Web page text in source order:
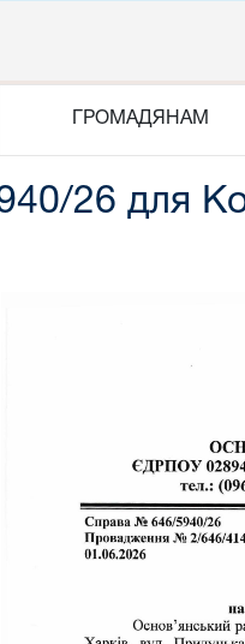
ГРОМАДЯНАМ
26 для